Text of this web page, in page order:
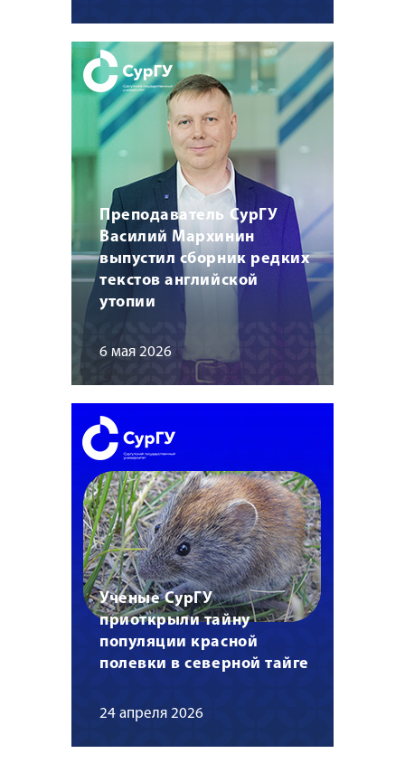
Преподаватель СурГУ
Василий Мархинин
выпустил сборник редких
текстов английской
утопии
6 мая 2026
Ученые СурГУ
приоткрыли тайну
популяции красной
полевки в северной тайге
24 апреля 2026